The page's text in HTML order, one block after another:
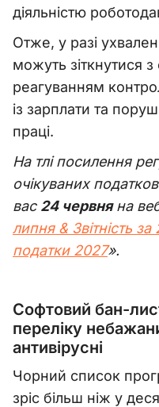
діяльністю
Отже, у разі
можуть зіткнутися
реагуванням
із зарплати та
праці.
На тлі посилення
очікуваних
вас 24 червняна
липня & Звітність за
податки 2027».
Софтовий бан-
переліку
антивірусні
Чорний список
зріс більш ніж у